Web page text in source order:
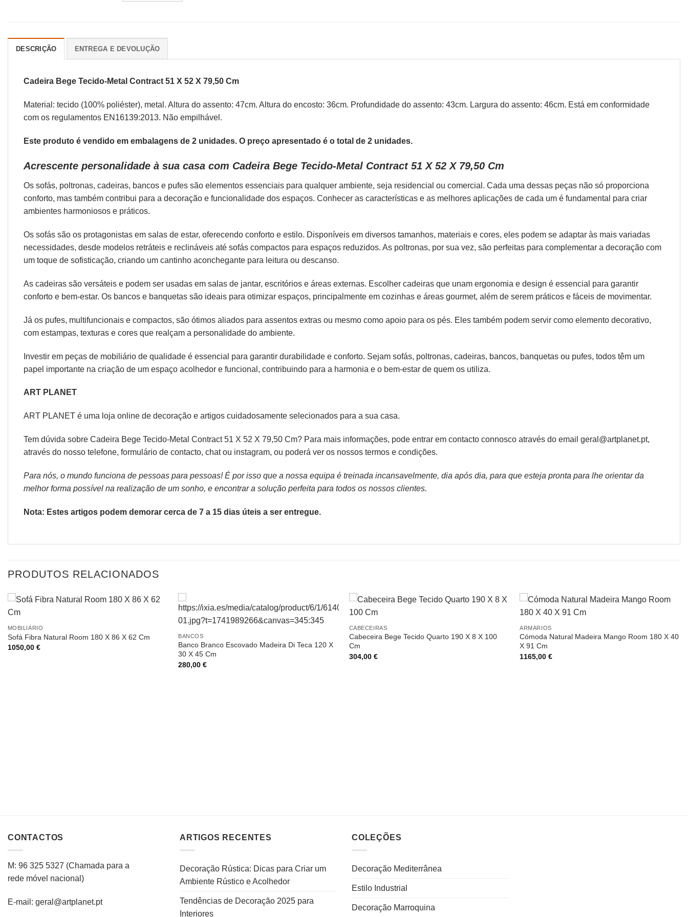
DESCRIÇÃO ENTREGA E DEVOLUÇÃO
Cadeira Bege Tecido-Metal Contract 51 X 52 X 79,50 Cm
Material: tecido (100% poliéster), metal. Altura do assento: 47cm. Altura do encosto: 36cm. Profundidade do assento: 43cm. Largura do assento: 46cm. Está em conformidade
com os regulamentos EN16139:2013. Não empilhável.
Este produto é vendido em embalagens de 2 unidades. O preço apresentado é o total de 2 unidades.
Acrescente personalidade à sua casa com Cadeira Bege Tecido-Metal Contract 51 X 52 X 79,50 Cm
Os sofás, poltronas, cadeiras, bancos e pufes são elementos essenciais para qualquer ambiente, seja residencial ou comercial. Cada uma dessas peças não só proporciona
conforto, mas também contribui para a decoração e funcionalidade dos espaços. Conhecer as características e as melhores aplicações de cada um é fundamental para criar
ambientes harmoniosos e práticos.
Os sofás são os protagonistas em salas de estar, oferecendo conforto e estilo. Disponíveis em diversos tamanhos, materiais e cores, eles podem se adaptar às mais variadas
necessidades, desde modelos retráteis e reclináveis até sofás compactos para espaços reduzidos. As poltronas, por sua vez, são perfeitas para complementar a decoração com
um toque de sofisticação, criando um cantinho aconchegante para leitura ou descanso.
As cadeiras são versáteis e podem ser usadas em salas de jantar, escritórios e áreas externas. Escolher cadeiras que unam ergonomia e design é essencial para garantir
conforto e bem-estar. Os bancos e banquetas são ideais para otimizar espaços, principalmente em cozinhas e áreas gourmet, além de serem práticos e fáceis de movimentar.
Já os pufes, multifuncionais e compactos, são ótimos aliados para assentos extras ou mesmo como apoio para os pés. Eles também podem servir como elemento decorativo,
com estampas, texturas e cores que realçam a personalidade do ambiente.
Investir em peças de mobiliário de qualidade é essencial para garantir durabilidade e conforto. Sejam sofás, poltronas, cadeiras, bancos, banquetas ou pufes, todos têm um
papel importante na criação de um espaço acolhedor e funcional, contribuindo para a harmonia e o bem-estar de quem os utiliza.
ART PLANET
ART PLANET é uma loja online de decoração e artigos cuidadosamente selecionados para a sua casa.
Tem dúvida sobre Cadeira Bege Tecido-Metal Contract 51 X 52 X 79,50 Cm? Para mais informações, pode entrar em contacto connosco através do email geral@artplanet.pt,
através do nosso telefone, formulário de contacto, chat ou instagram, ou poderá ver os nossos termos e condições.
Para nós, o mundo funciona de pessoas para pessoas! É por isso que a nossa equipa é treinada incansavelmente, dia após dia, para que esteja pronta para lhe orientar da
melhor forma possível na realização de um sonho, e encontrar a solução perfeita para todos os nossos clientes.
Nota: Estes artigos podem demorar cerca de 7 a 15 dias úteis a ser entregue.
PRODUTOS RELACIONADOS
MOBILIÁRIO
Sofá Fibra Natural Room 180 X 86 X 62 Cm
1050,00 €
BANCOS
Banco Branco Escovado Madeira Di Teca 120 X
30 X 45 Cm
280,00€
CABECEIRAS
Cabeceira Bege Tecido Quarto 190 X 8 X 100
Cm
304,00 €
ARMÁRIOS
Cómoda Natural Madeira Mango Room 180 X 40
X 91 Cm
1165,00€
CONTACTOS
M: 96 325 5327 (Chamada para a
rede móvel nacional )
E-mail: geral@artplanet.pt
ARTIGOS RECENTES
Decoração Rústica: Dicas para Criar um
Ambiente Rústico e Acolhedor
Tendências de Decoração 2025 para
Interiores
COLEÇÕES
Decoração Mediterrânea
Estilo Industrial
Decoração Marroquina